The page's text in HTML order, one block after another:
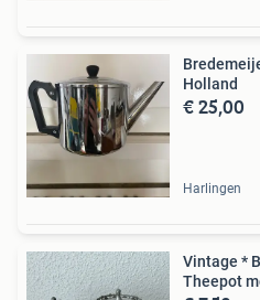
Holland
€ 25,00
Harlingen
Vintage *
Theepot